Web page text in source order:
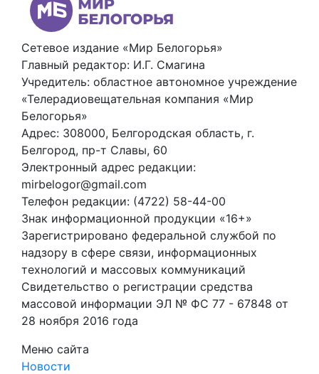
Сетевое издание «Мир Белогорья»
Главный редактор: И.Г. Смагина
Учредитель: областное автономное учреждение
«Телерадиовещательная компания «Мир
Белогорья»
Адрес: 308000, Белгородская область, г.
Белгород, пр-т Славы, 60
Электронный адрес редакции:
mirbelogor@gmail.com
Телефон редакции: (4722) 58-44-00
Знак информационной продукции «16+»
Зарегистрировано федеральной службой по
надзору в сфере связи, информационных
технологий и массовых коммуникаций
Свидетельство о регистрации средства
массовой информации ЭЛ № ФС 77 - 67848 от
28 ноября 2016 года
Меню сайта
Новости